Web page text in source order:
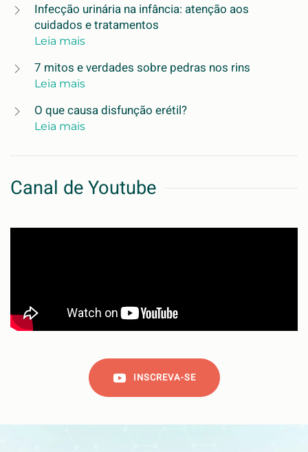
Infecção urinária na infância: atenção aos
cuidados e tratamentos
Leia mais
7 mitos e verdades sobre pedras nos rins
Leia mais
O que causa disfunção erétil?
Leia mais
Canal de Youtube
INSCREVA-SE